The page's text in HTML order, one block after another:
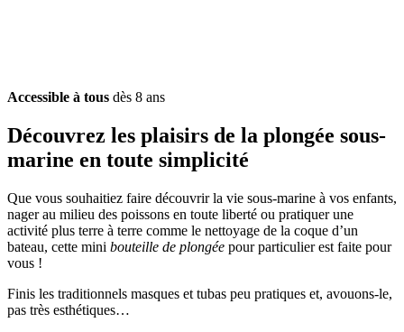
Accessible à tous dès 8 ans
Découvrez les plaisirs de la plongée sous-
marine en toute simplicité
Que vous souhaitiez faire découvrir la vie sous-marine à vos enfants,
nager au milieu des poissons en toute liberté ou pratiquer une
activité plus terre à terre comme le nettoyage de la coque d’un
bateau, cette mini bouteille de plongée pour particulier est faite pour
vous !
Finis les traditionnels masques et tubas peu pratiques et, avouons-le,
pas très esthétiques…